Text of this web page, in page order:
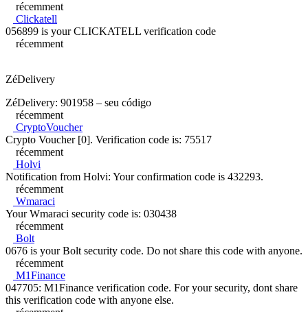
récemment
Clickatell
056899 is your CLICKATELL verification code
récemment
ZéDelivery
ZéDelivery: 901958 – seu código
récemment
CryptoVoucher
Crypto Voucher [0]. Verification code is: 75517
récemment
Holvi
Notification from Holvi: Your confirmation code is 432293.
récemment
Wmaraci
Your Wmaraci security code is: 030438
récemment
Bolt
0676 is your Bolt security code. Do not share this code with anyone.
récemment
M1Finance
047705: M1Finance verification code. For your security, dont share
this verification code with anyone else.